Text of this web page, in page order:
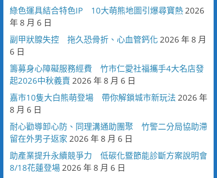
綠色運具結合特色IP 10大萌熊地圖引爆尋寶熱2026
年 8 月 6 日
副甲狀腺失控 拖久恐骨折、心血管鈣化 2026 年 8 月
6 日
籌募身心障礙服務經費 竹市仁愛社福攜手4大名店發
起2026中秋義賣 2026 年 8 月 6 日
嘉市10隻大白熊萌登場 帶你解鎖城市新玩法 2026 年
8 月 6 日
耐心勸導卸心防、同理溝通助團聚 竹警二分局協助滯
留在外男子返家 2026 年 8 月 6 日
助產業提升永續競爭力 低碳化暨節能診斷方案說明會
8/18花蓮登場2026 年 8 月 6 日